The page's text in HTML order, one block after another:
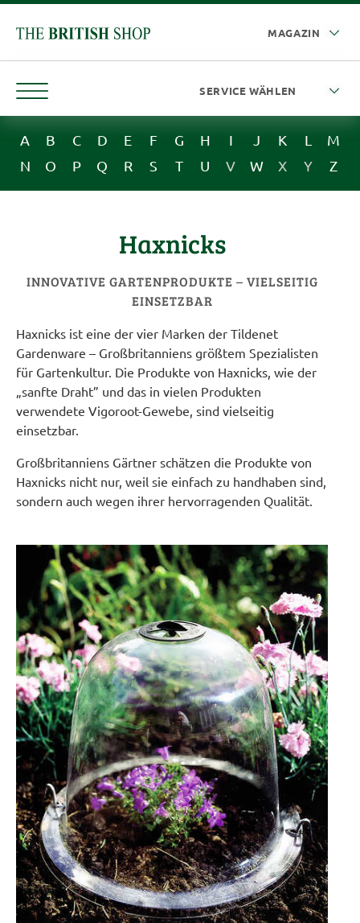
A B C D E F G H I J K L
M
N
O P Q R S T U V W X Y Z
Haxnicks
INNOVATIVE GARTENPRODUKTE – VIELSEITIG
EINSETZBAR
Haxnicks ist eine der vier Marken der Tildenet
Gardenware – Großbritanniens größtem Spezialisten
für Gartenkultur. Die Produkte von Haxnicks, wie der
„sanfte Draht” und das in vielen Produkten
verwendete Vigoroot-Gewebe, sind vielseitig
einsetzbar.
Großbritanniens Gärtner schätzen die Produkte von
Haxnicks nicht nur, weil sie einfach zu handhaben sind,
sondern auch wegen ihrer hervorragenden Qualität.